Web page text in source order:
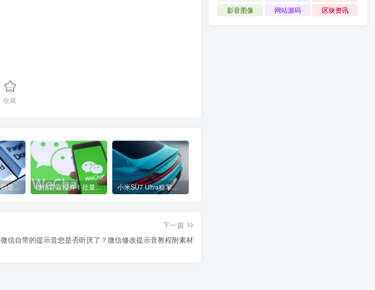
收藏
移动光猫超级密码是多少？移动光猫超级管理员后台账号与密码 微信官宣瘦身！批量清理原图新功能来了 安卓、iOS均可使用 小米SU7 Ultra租车单日价格高达万元：一月内已约满 预计一年回本
下一篇
微信自带的提示音您是否听厌了？微信修改提示音教程附素材
影音图像
网站源码 区块资讯